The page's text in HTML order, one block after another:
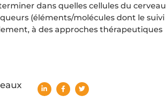
dans quelles cellules du cerveau
(éléments/molécules dont le suivi
à des approches thérapeutiques